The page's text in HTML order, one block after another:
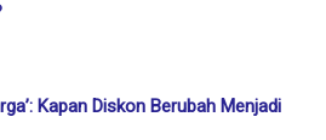
Kapan Diskon Berubah Menjadi